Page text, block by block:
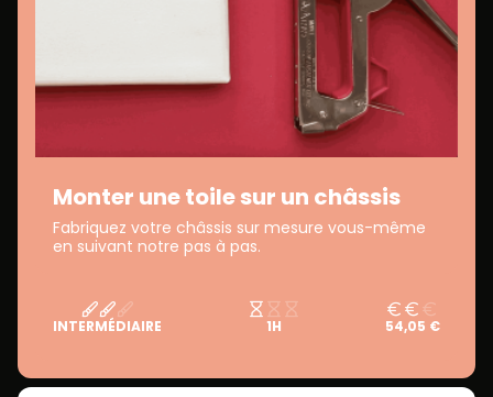
Monter une toile sur un châssis
Fabriquez votre châssis sur mesure vous-même
en suivant notre pas à pas.
INTERMÉDIAIRE 1H 54,05 €